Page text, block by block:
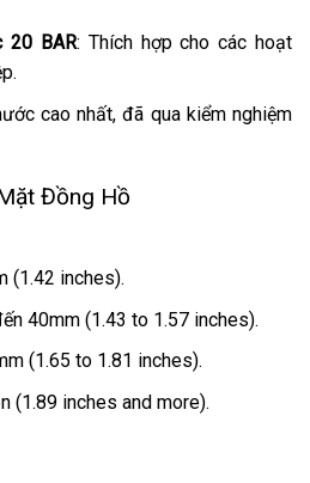
20 BAR: Thích hợp cho các hoạt
cao nhất, đã qua kiểm nghiệm
Đồng Hồ
(1.42 inches).
40mm (1.43 to 1.57 inches).
(1.65 to 1.81 inches).
(1.89 inches and more).